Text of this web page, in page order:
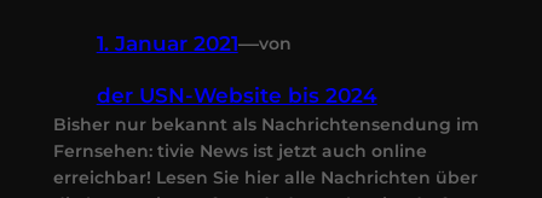
1. Januar 2021—von
der USN-Website bis 2024
Bisher nur bekannt als Nachrichtensendung im
Fernsehen: tivie News ist jetzt auch online
erreichbar! Lesen Sie hier alle Nachrichten über